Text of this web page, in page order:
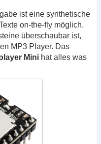
ist eine synthetische
on-the-fly möglich.
überschaubar ist,
MP3 Player. Das
Mini hat alles was